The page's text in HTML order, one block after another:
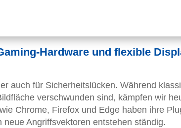
Hardware und flexible
auch für Sicherheitslücken. Während
verschwunden sind, kämpfen wir
wie Chrome, Firefox und Edge haben ihre
Angriffsvektoren entstehen ständig.